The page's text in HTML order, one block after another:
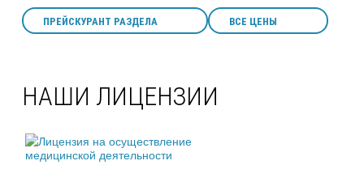
ВСЕ ЦЕНЫ
ПРЕЙСКУРАНТ РАЗДЕЛА
НАШИ ЛИЦЕНЗИИ